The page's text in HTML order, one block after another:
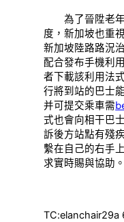
為了晉陞老年
度，新加坡也重
新加坡陸路路況
配合發布手機利
者下載該利用法
行將到站的巴士
并可提交乘車需
式也會向相干巴
訴後方站點有殘
繫在自己的右手
求實時賜與協助。